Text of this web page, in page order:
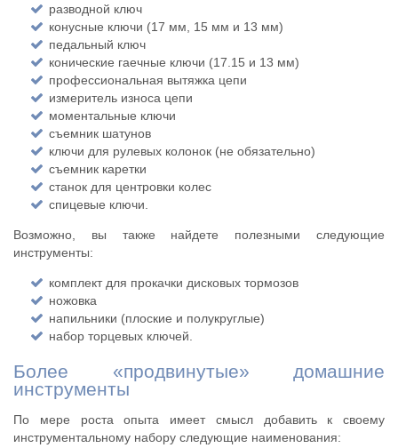
разводной ключ
конусные ключи (17 мм, 15 мм и 13 мм)
педальный ключ
конические гаечные ключи (17.15 и 13 мм)
профессиональная вытяжка цепи
измеритель износа цепи
моментальные ключи
съемник шатунов
ключи для рулевых колонок (не обязательно)
съемник каретки
станок для центровки колес
спицевые ключи.
Возможно, вы также найдете полезными следующие
инструменты:
комплект для прокачки дисковых тормозов
ножовка
напильники (плоские и полукруглые)
набор торцевых ключей.
Более «продвинутые» домашние
инструменты
По мере роста опыта имеет смысл добавить к своему
инструментальному набору следующие наименования: